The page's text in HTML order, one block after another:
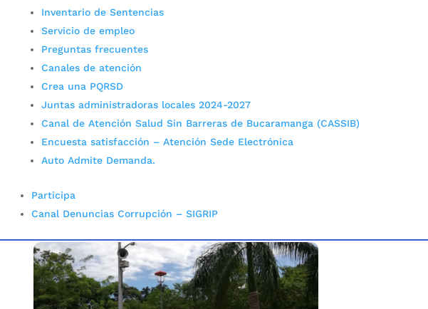
Inventario de Sentencias
Servicio de empleo
Preguntas frecuentes
Canales de atención
Crea una PQRSD
Juntas administradoras locales 2024-2027
Canal de Atención Salud Sin Barreras de Bucaramanga (CASSIB)
Encuesta satisfacción – Atención Sede Electrónica
Auto Admite Demanda.
Participa
Canal Denuncias Corrupción – SIGRIP
Inicio Etiqueta: Zonas WiFi Bucaramanga( Page )